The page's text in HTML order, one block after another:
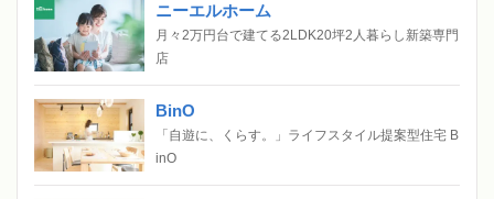
ニーエルホーム
月々2万円台で建てる2LDK20坪2人暮らし新築専門
店
BinO
「自遊に、くらす。」ライフスタイル提案型住宅 B
inO